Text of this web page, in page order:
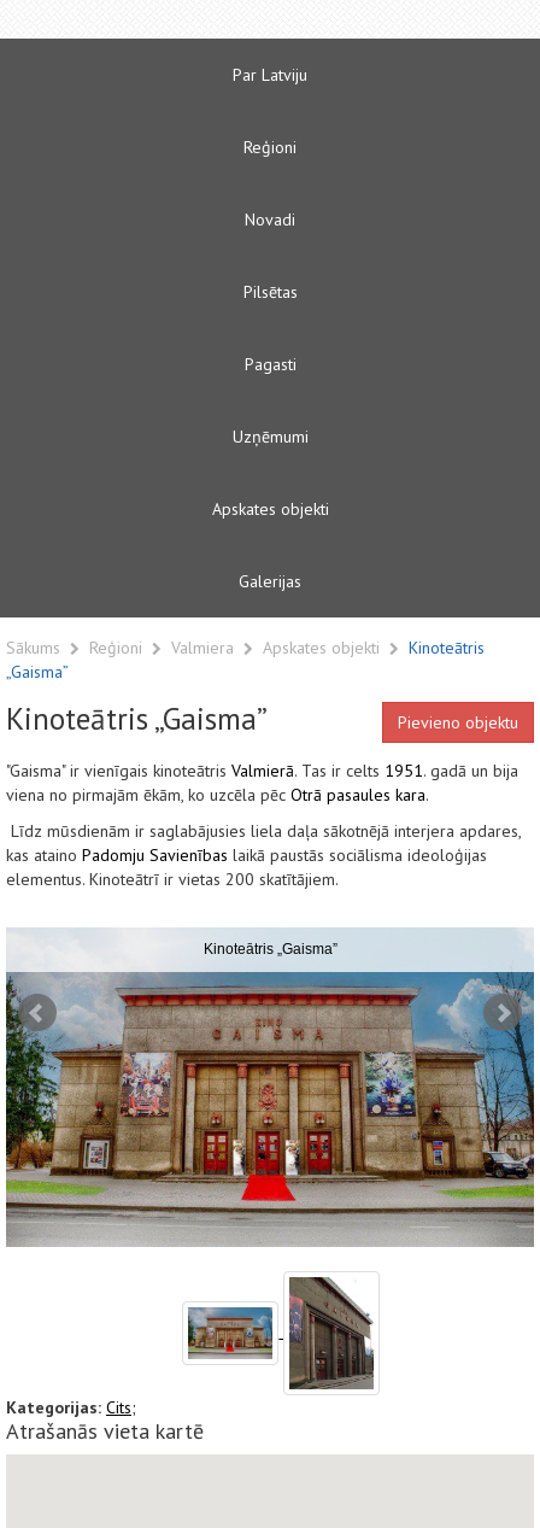
Par Latviju
Reģioni
Novadi
Pilsētas
Pagasti
Uzņēmumi
Apskates objekti
Galerijas
Sākums Reģioni Valmiera Apskates objekti
Kinoteātris
„Gaisma”
Kinoteātris „Gaisma” Pievieno objektu
"Gaisma" ir vienīgais kinoteātris Valmierā. Tas ir celts 1951. gadā un bija
viena no pirmajām ēkām, ko uzcēla pēc Otrā pasaules kara.
Līdz mūsdienām ir saglabājusies liela daļa sākotnējā interjera apdares,
kas ataino Padomju Savienības laikā paustās sociālisma ideoloģijas
elementus. Kinoteātrī ir vietas 200 skatītājiem.
Kinoteātris „Gaisma”
Kategorijas: Cits;
Atrašanās vieta kartē